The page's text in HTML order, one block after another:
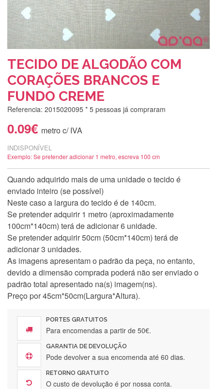
TECIDO DE ALGODÃO COM
CORAÇÕES BRANCOS E
FUNDO CREME
Referencia: 2015020095 * 5 pessoas já compraram
0.09€ metro c/ IVA
INDISPONÍVEL
Exemplo: Se pretender adicionar 1 metro, escreva 100 cm
Quando adquirido mais de uma unidade o tecido é
enviado inteiro (se possível)
Neste caso a largura do tecido é de 140cm.
Se pretender adquirir 1 metro (aproximadamente
100cm*140cm) terá de adicionar 6 unidade.
Se pretender adquirir 50cm (50cm*140cm) terá de
adicionar 3 unidades.
As imagens apresentam o padrão da peça, no entanto,
devido a dimensão comprada poderá não ser enviado o
padrão total apresentado na(s) imagem(ns).
Preço por 45cm*50cm(Largura*Altura).
PORTES GRATUITOS
Para encomendas a partir de 50€.
GARANTIA DE DEVOLUÇÃO
Pode devolver a sua encomenda até 60 dias.
RETORNO GRATUITO
O custo de devolução é por nossa conta.
Encomenda direitinha. Rapidez e segurança. Volto a
encomendar.